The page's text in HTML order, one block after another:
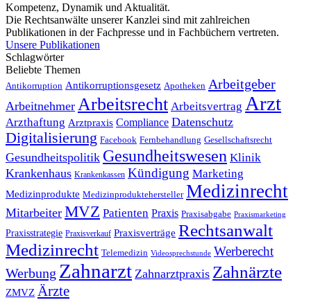
Kompetenz, Dynamik und Aktualität.
Die Rechtsanwälte unserer Kanzlei sind mit zahlreichen
Publikationen in der Fachpresse und in Fachbüchern vertreten.
Unsere Publikationen
Schlagwörter
Beliebte Themen
Antikorruption Antikorruptionsgesetz Apotheken Arbeitgeber
Arbeitnehmer Arbeitsrecht Arbeitsvertrag Arzt
Arzthaftung Arztpraxis Compliance Datenschutz
Digitalisierung Facebook Fernbehandlung Gesellschaftsrecht
Gesundheitspolitik Gesundheitswesen Klinik
Krankenhaus Krankenkassen Kündigung Marketing
Medizinprodukte Medizinproduktehersteller Medizinrecht
Mitarbeiter MVZ Patienten Praxis Praxisabgabe Praxismarketing
Praxisstrategie Praxisverkauf Praxisverträge Rechtsanwalt
Medizinrecht Telemedizin Videosprechstunde Werberecht
Werbung Zahnarzt Zahnarztpraxis Zahnärzte
ZMVZ Ärzte